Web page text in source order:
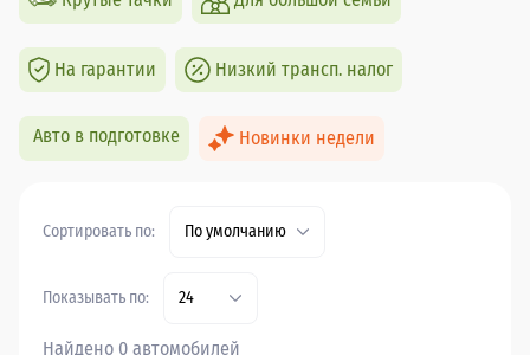
На гарантии Низкий трансп. налог
Авто в подготовке Новинки недели
Сортировать по: По умолчанию
Показывать по: 24
Найдено 0 автомобилей